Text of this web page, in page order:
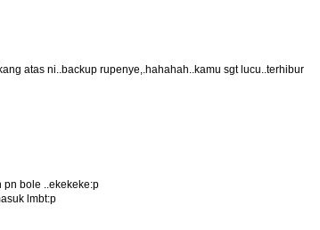
atas ni..backup rupenye,.hahahah..kamu sgt lucu..terhibur
pn bole ..ekekeke:p
lmbt:p